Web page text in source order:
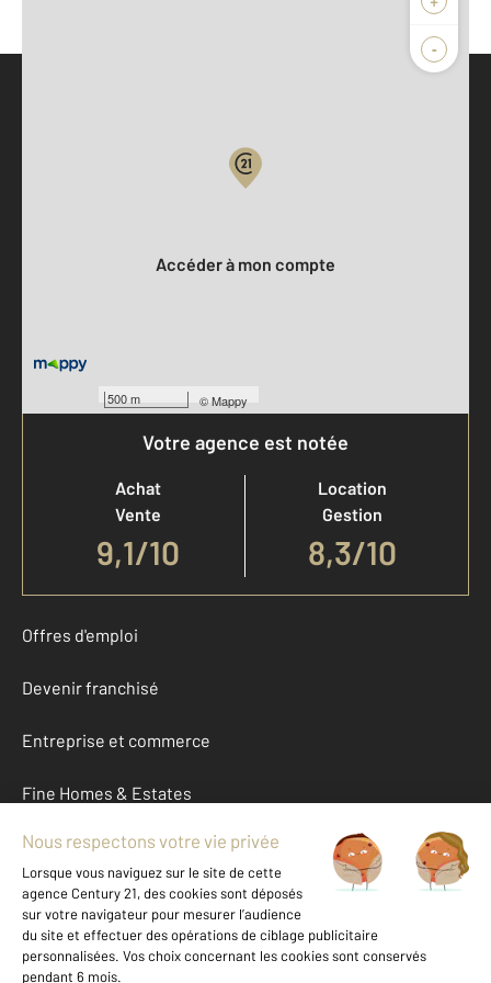
-
500 m ©Mappy
Accéder à mon compte
Votre agence est notée
Achat
Vente
9,1/10
Location
Gestion
8,3/10
Offres d'emploi
Devenir franchisé
Entreprise et commerce
Fine Homes & Estates
À propos
International
Nous contacter